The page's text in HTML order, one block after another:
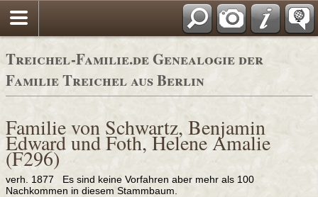
Adressbücher
Treichel-Familie.de Genealogie der
Familie Treichel aus Berlin
Familie von Schwartz, Benjamin
Edward und Foth, Helene Amalie
(F296)
verh. 1877 Es sind keine Vorfahren aber mehr als 100
Nachkommen in diesem Stammbaum.